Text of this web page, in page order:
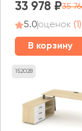
33 978 35
5.0оценок (1)
В корзину
152028